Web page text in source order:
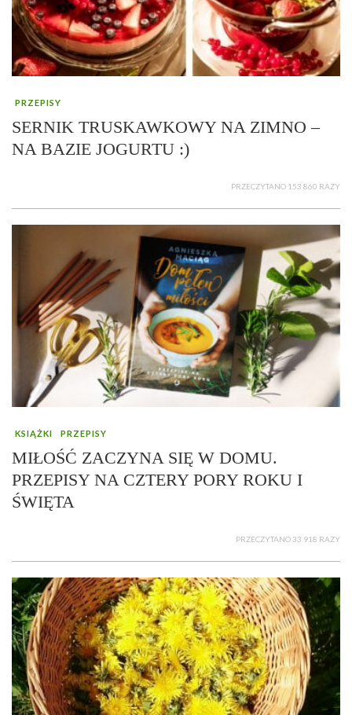
PRZEPISY
SERNIK TRUSKAWKOWY NA ZIMNO –
NA BAZIE JOGURTU :)
PRZECZYTANO 153 860 RAZY
KSIĄŻKI PRZEPISY
MIŁOŚĆ ZACZYNA SIĘ W DOMU.
PRZEPISY NA CZTERY PORY ROKU I
ŚWIĘTA
PRZECZYTANO 33 918 RAZY